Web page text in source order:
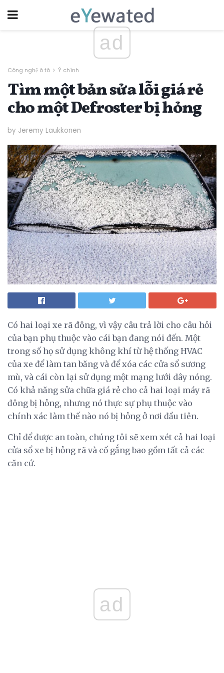
ad
Công nghệ ô tô Ý chính
Tìm một bản sửa lỗi giá rẻ
cho một Defroster bị hỏng
by Jeremy Laukkonen
Có hai loại xe rã đông, vì vậy câu trả lời cho câu hỏi
của bạn phụ thuộc vào cái bạn đang nói đến. Một
trong số họ sử dụng không khí từ hệ thống HVAC
của xe để làm tan băng và để xóa các cửa sổ sương
mù, và cái còn lại sử dụng một mạng lưới dây nóng.
Có khả năng sửa chữa giá rẻ cho cả hai loại máy rã
đông bị hỏng, nhưng nó thực sự phụ thuộc vào
chính xác làm thế nào nó bị hỏng ở nơi đầu tiên.
Chỉ để được an toàn, chúng tôi sẽ xem xét cả hai loại
cửa sổ xe bị hỏng rã và cố gắng bao gồm tất cả các
căn cứ.
ad